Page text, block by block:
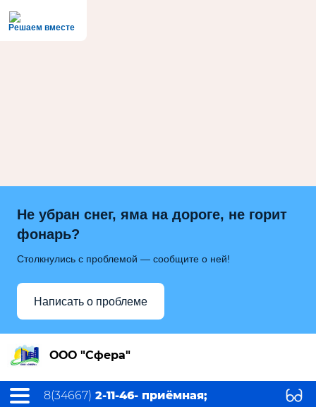
Решаем вместе
Не убран снег, яма на дороге, не горит
фонарь?
Столкнулись с проблемой — сообщите о ней!
Написать о проблеме
ООО "Сфера"
8(34667) 2-11-46- приёмная;